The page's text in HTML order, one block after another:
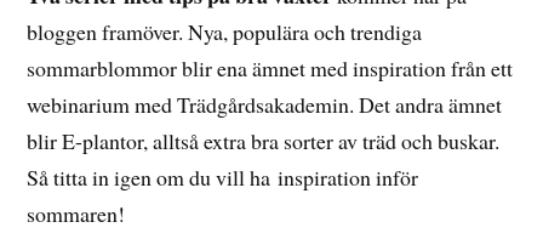
bloggen framöver. Nya, populära och trendiga
sommarblommor blir ena ämnet med inspiration från ett
webinarium med Trädgårdsakademin. Det andra ämnet
blir E-plantor, alltså extra bra sorter av träd och buskar.
Så titta in igen om du vill ha inspiration inför
sommaren!